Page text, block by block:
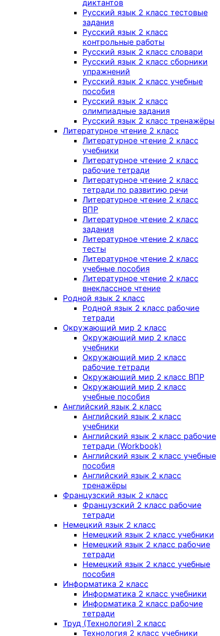
диктантов
Русский язык 2 класс тестовые
задания
Русский язык 2 класс
контрольные работы
Русский язык 2 класс словари
Русский язык 2 класс сборники
упражнений
Русский язык 2 класс учебные
пособия
Русский язык 2 класс
олимпиадные задания
Русский язык 2 класс тренажёры
Литературное чтение 2 класс
Литературное чтение 2 класс
учебники
Литературное чтение 2 класс
рабочие тетради
Литературное чтение 2 класс
тетради по развитию речи
Литературное чтение 2 класс
ВПР
Литературное чтение 2 класс
задания
Литературное чтение 2 класс
тесты
Литературное чтение 2 класс
учебные пособия
Литературное чтение 2 класс
внеклассное чтение
Родной язык 2 класс
Родной язык 2 класс рабочие
тетради
Окружающий мир 2 класс
Окружающий мир 2 класс
учебники
Окружающий мир 2 класс
рабочие тетради
Окружающий мир 2 класс ВПР
Окружающий мир 2 класс
учебные пособия
Английский язык 2 класс
Английский язык 2 класс
учебники
Английский язык 2 класс рабочие
тетради (Workbook)
Английский язык 2 класс учебные
пособия
Английский язык 2 класс
тренажёры
Французский язык 2 класс
Французский 2 класс рабочие
тетради
Немецкий язык 2 класс
Немецкий язык 2 класс учебники
Немецкий язык 2 класс рабочие
тетради
Немецкий язык 2 класс учебные
пособия
Информатика 2 класс
Информатика 2 класс учебники
Информатика 2 класс рабочие
тетради
Труд (Технология) 2 класс
Технология 2 класс учебники